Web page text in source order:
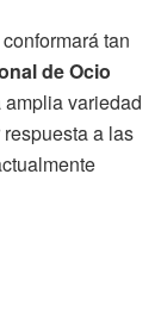
conformará tan
de Ocio
variedad
a las